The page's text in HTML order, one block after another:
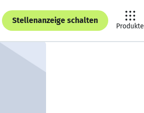
Stellenanzeige schalten
Produkte